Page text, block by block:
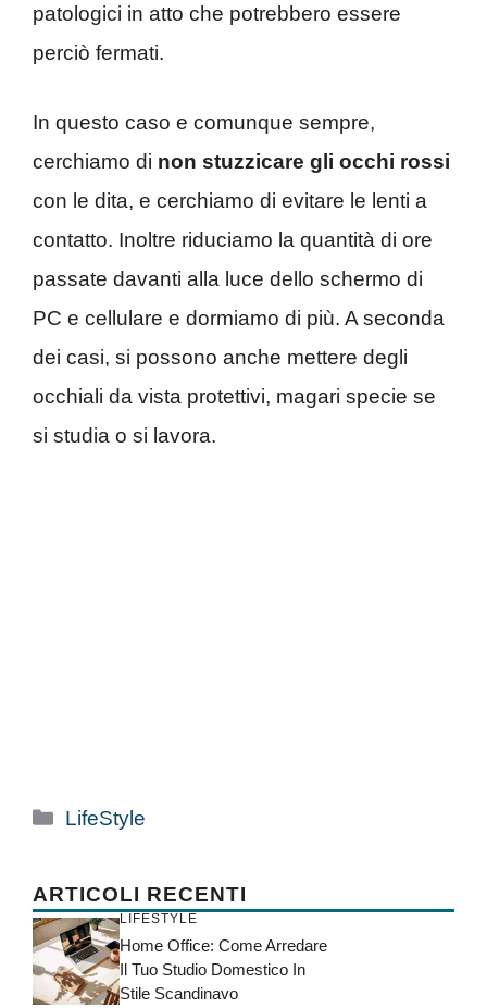
patologici in atto che potrebbero essere
perciò fermati.
In questo caso e comunque sempre,
cerchiamo di non stuzzicare gli occhi rossi
con le dita, e cerchiamo di evitare le lenti a
contatto. Inoltre riduciamo la quantità di ore
passate davanti alla luce dello schermo di
PC e cellulare e dormiamo di più. A seconda
dei casi, si possono anche mettere degli
occhiali da vista protettivi, magari specie se
si studia o si lavora.
Categorie
LifeStyle
ARTICOLI RECENTI
LIFESTYLE
Home Office: Come Arredare
Il Tuo Studio Domestico In
Stile Scandinavo